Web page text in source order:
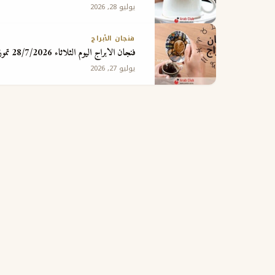
يوليو 28, 2026
فنجان الأبراج
فنجان الابراج اليوم الثلاثاء 28/7/2026 تموز يوليو
يوليو 27, 2026